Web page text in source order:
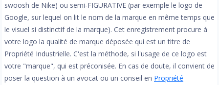
swoosh de Nike) ou semi-FIGURATIVE (par exemple le logo de
Google, sur lequel on lit le nom de la marque en même temps que
le visuel si distinctif de la marque). Cet enregistrement procure à
votre logo la qualité de marque déposée qui est un titre de
Propriété Industrielle. C'est la méthode, si l'usage de ce logo est
votre "marque", qui est préconisée. En cas de doute, il convient de
poser la question à un avocat ou un conseil en Propriété